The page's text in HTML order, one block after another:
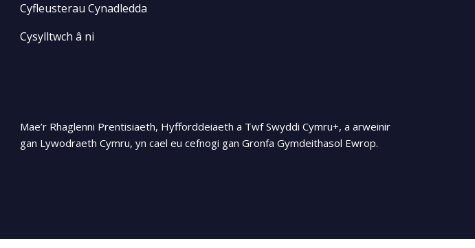
Cyfleusterau Cynadledda
Cysylltwch â ni
Mae’r Rhaglenni Prentisiaeth, Hyfforddeiaeth a Twf Swyddi Cymru+, a arweinir
gan Lywodraeth Cymru, yn cael eu cefnogi gan Gronfa Gymdeithasol Ewrop.